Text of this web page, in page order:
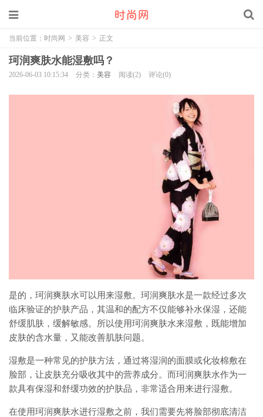
当前位置： 时尚网 > 美容 > 正文
珂润爽肤水能湿敷吗？
2026-06-03 10:15:34 分类： 美容 阅读(2) 评论(0)
是的，珂润爽肤水可以用来湿敷。珂润爽肤水是一款经过多次
临床验证的护肤产品，其温和的配方不仅能够补水保湿，还能
舒缓肌肤，缓解敏感。所以使用珂润爽肤水来湿敷，既能增加
皮肤的含水量，又能改善肌肤问题。
湿敷是一种常见的护肤方法，通过将湿润的面膜或化妆棉敷在
脸部，让皮肤充分吸收其中的营养成分。而珂润爽肤水作为一
款具有保湿和舒缓功效的护肤品，非常适合用来进行湿敷。
在使用珂润爽肤水进行湿敷之前，我们需要先将脸部彻底清洁